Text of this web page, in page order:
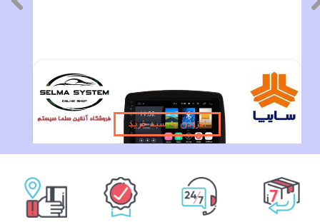
مانیتور فابریک ساینا و کوئیک اندروید 9 اینچ فول تاچ سری T3L
۹,۴۹۰,۰۰۰ تومان
افزودن به سبد خرید